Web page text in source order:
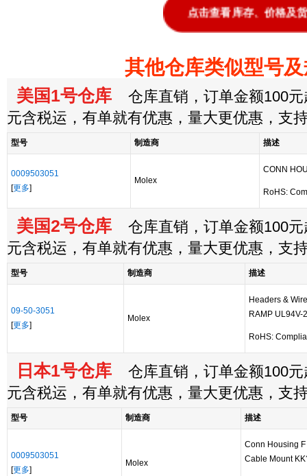
点击查看库存、价格及
其他仓库类似型号
美国1号仓库 仓库直销，订单金额100元
元含税运，有单就有优惠，量大更优惠，支
型号 制造商 描述
0009503051
[更多]
Molex
CONN
RoHS:
美国2号仓库 仓库直销，订单金额100元
元含税运，有单就有优惠，量大更优惠，支
型号 制造商 描述
09-50-3051
[更多]
Molex
Headers &
RAMP UL94V-2
RoHS:
日本1号仓库 仓库直销，订单金额100元
元含税运，有单就有优惠，量大更优惠，支
型号 制造商 描述
0009503051
[更多]
Molex
Conn Housing
Cable Mount